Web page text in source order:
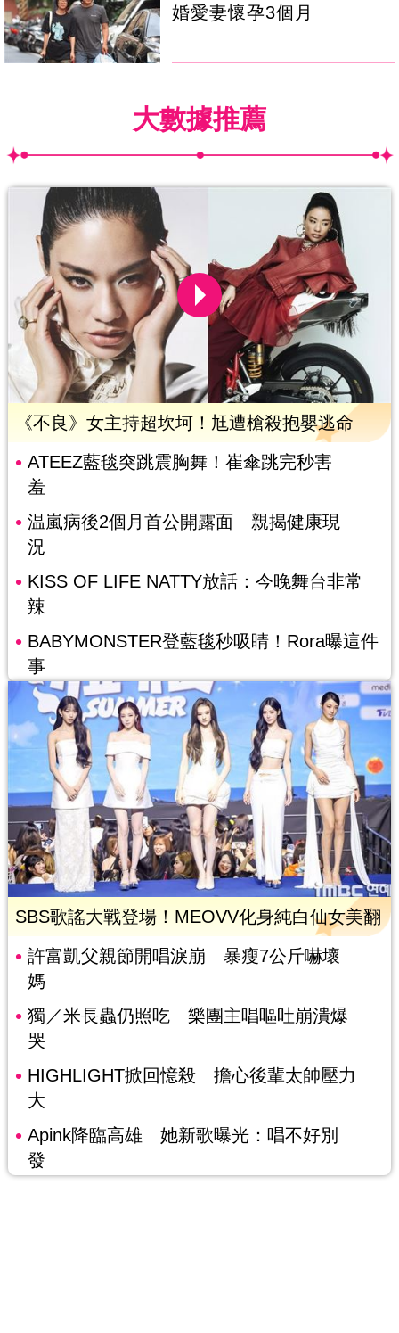
婚愛妻懷孕3個月
大數據推薦
《不良》女主持超坎坷！尪遭槍殺抱嬰逃命
ATEEZ藍毯突跳震胸舞！崔傘跳完秒害
羞
温嵐病後2個月首公開露面 親揭健康現
況
KISS OF LIFE NATTY放話：今晚舞台非常
辣
BABYMONSTER登藍毯秒吸睛！Rora曝這件
事
SBS歌謠大戰登場！MEOVV化身純白仙女美翻
許富凱父親節開唱淚崩 暴瘦7公斤嚇壞
媽
獨／米長蟲仍照吃 樂團主唱嘔吐崩潰爆
哭
HIGHLIGHT掀回憶殺 擔心後輩太帥壓力
大
Apink降臨高雄 她新歌曝光：唱不好別
發